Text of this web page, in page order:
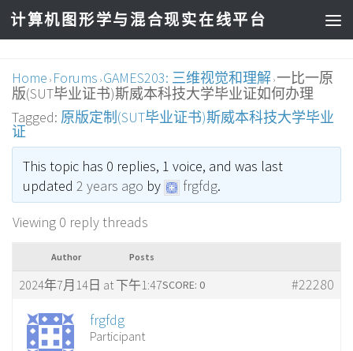
计算机图形学与混合现实在线平台
Home › Forums › GAMES203: 三维视觉和理解 ›一比一原
版(SUT毕业证书)斯威本科技大学毕业证如何办理
Tagged: 原版定制(SUT毕业证书)斯威本科技大学毕业
证
This topic has 0 replies, 1 voice, and was last
updated 2 years ago by frgfdg.
Viewing 0 reply threads
Author Posts
2024年7月14日 at 下午1:47 #22280
SCORE: 0
frgfdg
Participant